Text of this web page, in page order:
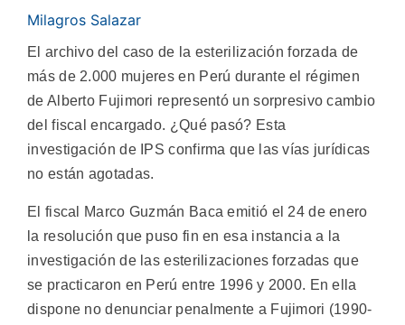
Milagros Salazar
El archivo del caso de la esterilización forzada de
más de 2.000 mujeres en Perú durante el régimen
de Alberto Fujimori representó un sorpresivo cambio
del fiscal encargado. ¿Qué pasó? Esta
investigación de IPS confirma que las vías jurídicas
no están agotadas.
El fiscal Marco Guzmán Baca emitió el 24 de enero
la resolución que puso fin en esa instancia a la
investigación de las esterilizaciones forzadas que
se practicaron en Perú entre 1996 y 2000. En ella
dispone no denunciar penalmente a Fujimori (1990-